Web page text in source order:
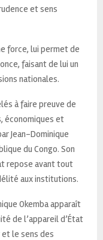
et sens
force, lui permet de
faisant de lui un
nationales.
à faire preuve de
économiques et
Jean-Dominique
du Congo. Son
repose avant tout
aux institutions.
Okemba apparaît
de l’appareil d’État
le sens des